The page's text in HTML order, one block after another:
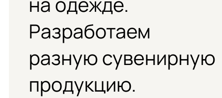
Разработаем
разную сувенирную
продукцию.